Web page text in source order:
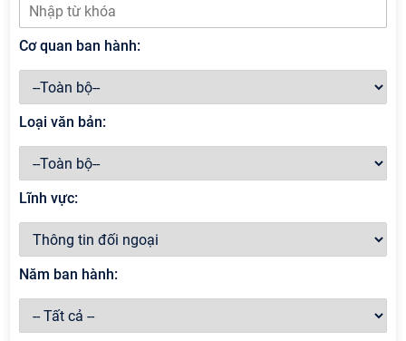
Cơ quan ban hành:
Loại văn bản:
Lĩnh vực:
Năm ban hành: